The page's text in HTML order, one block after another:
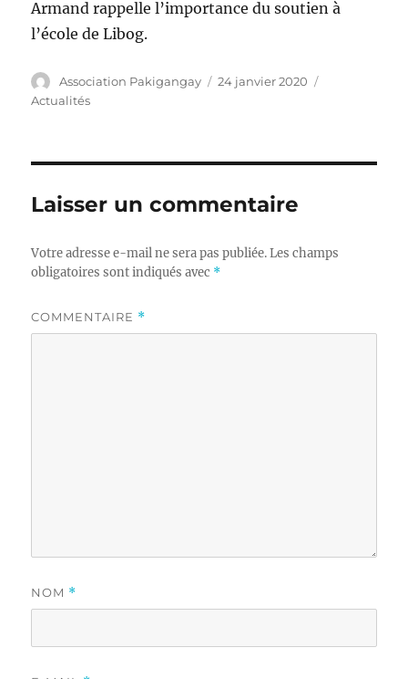
Armand rappelle l’importance du soutien à
l’école de Libog.
Auteur
Association Pakigangay
Publié
24 janvier 2020
Actualités
Laisser un commentaire
Votre adresse e-mail ne sera pas publiée. Les champs
obligatoires sont indiqués avec *
COMMENTAIRE *
NOM *